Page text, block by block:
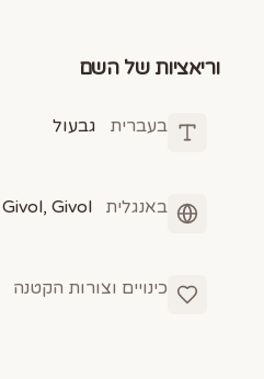
וריאציות של השם
בעברית גבעול
באנגלית Givol, Givol
כינויים וצורות הקטנה